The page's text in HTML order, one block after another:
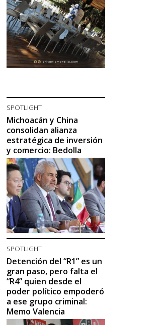
SPOTLIGHT
Michoacán y China
consolidan alianza
estratégica de inversión
y comercio: Bedolla
SPOTLIGHT
Detención del “R1” es un
gran paso, pero falta el
“R4” quien desde el
poder político empoderó
a ese grupo criminal:
Memo Valencia